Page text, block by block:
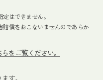
はできません。
償をおこないませんのであらか
をご覧ください。
す。